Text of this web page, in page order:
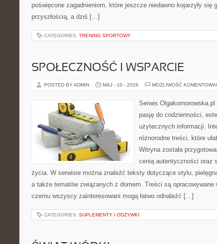
poświęcone zagadnieniom, które jeszcze niedawno kojarzyły się
przyszłością, a dziś […]
CATEGORIES: TRENING SPORTOWY
SPOŁECZNOŚĆ I WSPARCIE
POSTED BY ADMIN MAJ - 10 - 2026 MOŻLIWOŚĆ
Serwis
pasję do codzienności,
użytecznych informacji.
różnorodne treści, które
Witryna została
cenią autentyczności oraz
życia. W serwisie można znaleźć teksty dotyczące stylu,
a także tematów związanych z domem. Treści są
czemu wszyscy zainteresowani mogą łatwo odnaleźć […]
CATEGORIES: SUPLEMENTY I ODŻYWKI